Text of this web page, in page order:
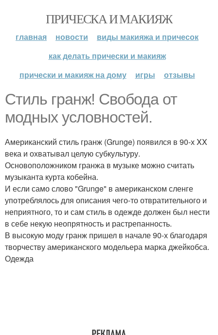
ПРИЧЕСКА И МАКИЯЖ
главная новости
виды макияжа и причесок
как делать прически и макияж
прически и макияж на дому
игры отзывы
Стиль гранж! Свобода от
модных условностей.
Американский стиль гранж (Grunge) появился в 90-х XX
века и охватывал целую субкультуру.
Основоположником гранжа в музыке можно считать
музыканта курта кобейна.
И если само слово "Grunge" в американском сленге
употреблялось для описания чего-то отвратительного и
неприятного, то и сам стиль в одежде должен был нести
в себе некую неопрятность и растрепанность.
В высокую моду гранж пришел в начале 90-х благодаря
творчеству американского модельера марка джейкобса.
Одежда